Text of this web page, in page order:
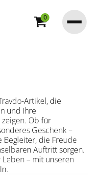
0
Artikel, die
und Ihre
Ob für
Geschenk –
die Freude
Auftritt sorgen.
Leben – mit unseren